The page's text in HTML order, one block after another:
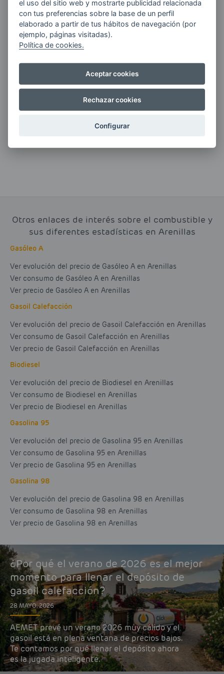
Quiero recibir las últimas novedades de AVIA
ENERGIAS por cualquier medio, incluido
electrónico. Más información
Si tienes alguna duda durante el
pedido escríbenos a:
contacto@clickgasoil.com
Otros enlaces de interés sobre el combustible y
sus diferentes estadísticas en Arenillas
Gasóleo A
Ver evolución del precio de Gasóleo A en Arenillas
Ver consumo de Gasóleo A en Arenillas
Ver precio de Gasóleo A en Arenillas
Gasoil Calefacción
Ver evolución del precio de Gasoil Calefacción en Arenillas
Ver consumo de Gasoil Calefacción en Arenillas
Ver precio de Gasoil Calefacción en Arenillas
Biodiesel
Ver evolución del precio de Biodiesel en Arenillas
Ver consumo de Biodiesel en Arenillas
Ver precio de Biodiesel en Arenillas
Gasolina 95
Ver evolución del precio de Gasolina 95 en Arenillas
Ver consumo de Gasolina 95 en Arenillas
Ver precio de Gasolina 95 en Arenillas
Gasolina 98
Ver evolución del precio de Gasolina 98 en Arenillas
Ver consumo de Gasolina 98 en Arenillas
Ver precio de Gasolina 98 en Arenillas
¿Por qué el verano de 2026 es el mejor
momento para llenar el depósito de
gasoil calefacción?
28 MAYO, 2026
AEMET prevé un verano 2026 muy cálido y el
gasoil está en plena ventana de precios bajos.
Te contamos por qué llenar el depósito ahora
es la jugada inteligente.
el uso del sitio web y mostrarte publicidad relacionada
con tus preferencias sobre la base de un perfil
elaborado a partir de tus hábitos de navegación (por
ejemplo, páginas visitadas).
Política de cookies.
Aceptar cookies
Rechazar cookies
Configurar